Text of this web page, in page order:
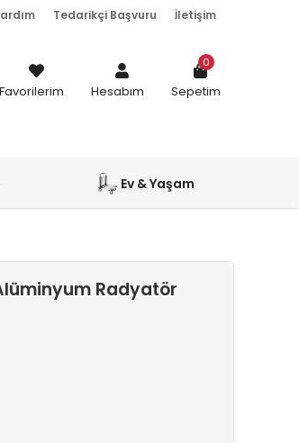
Tedarikçi Başvuru İletişim
Favorilerim Hesabım Sepetim
0
Ev & Yaşam
Radyatör